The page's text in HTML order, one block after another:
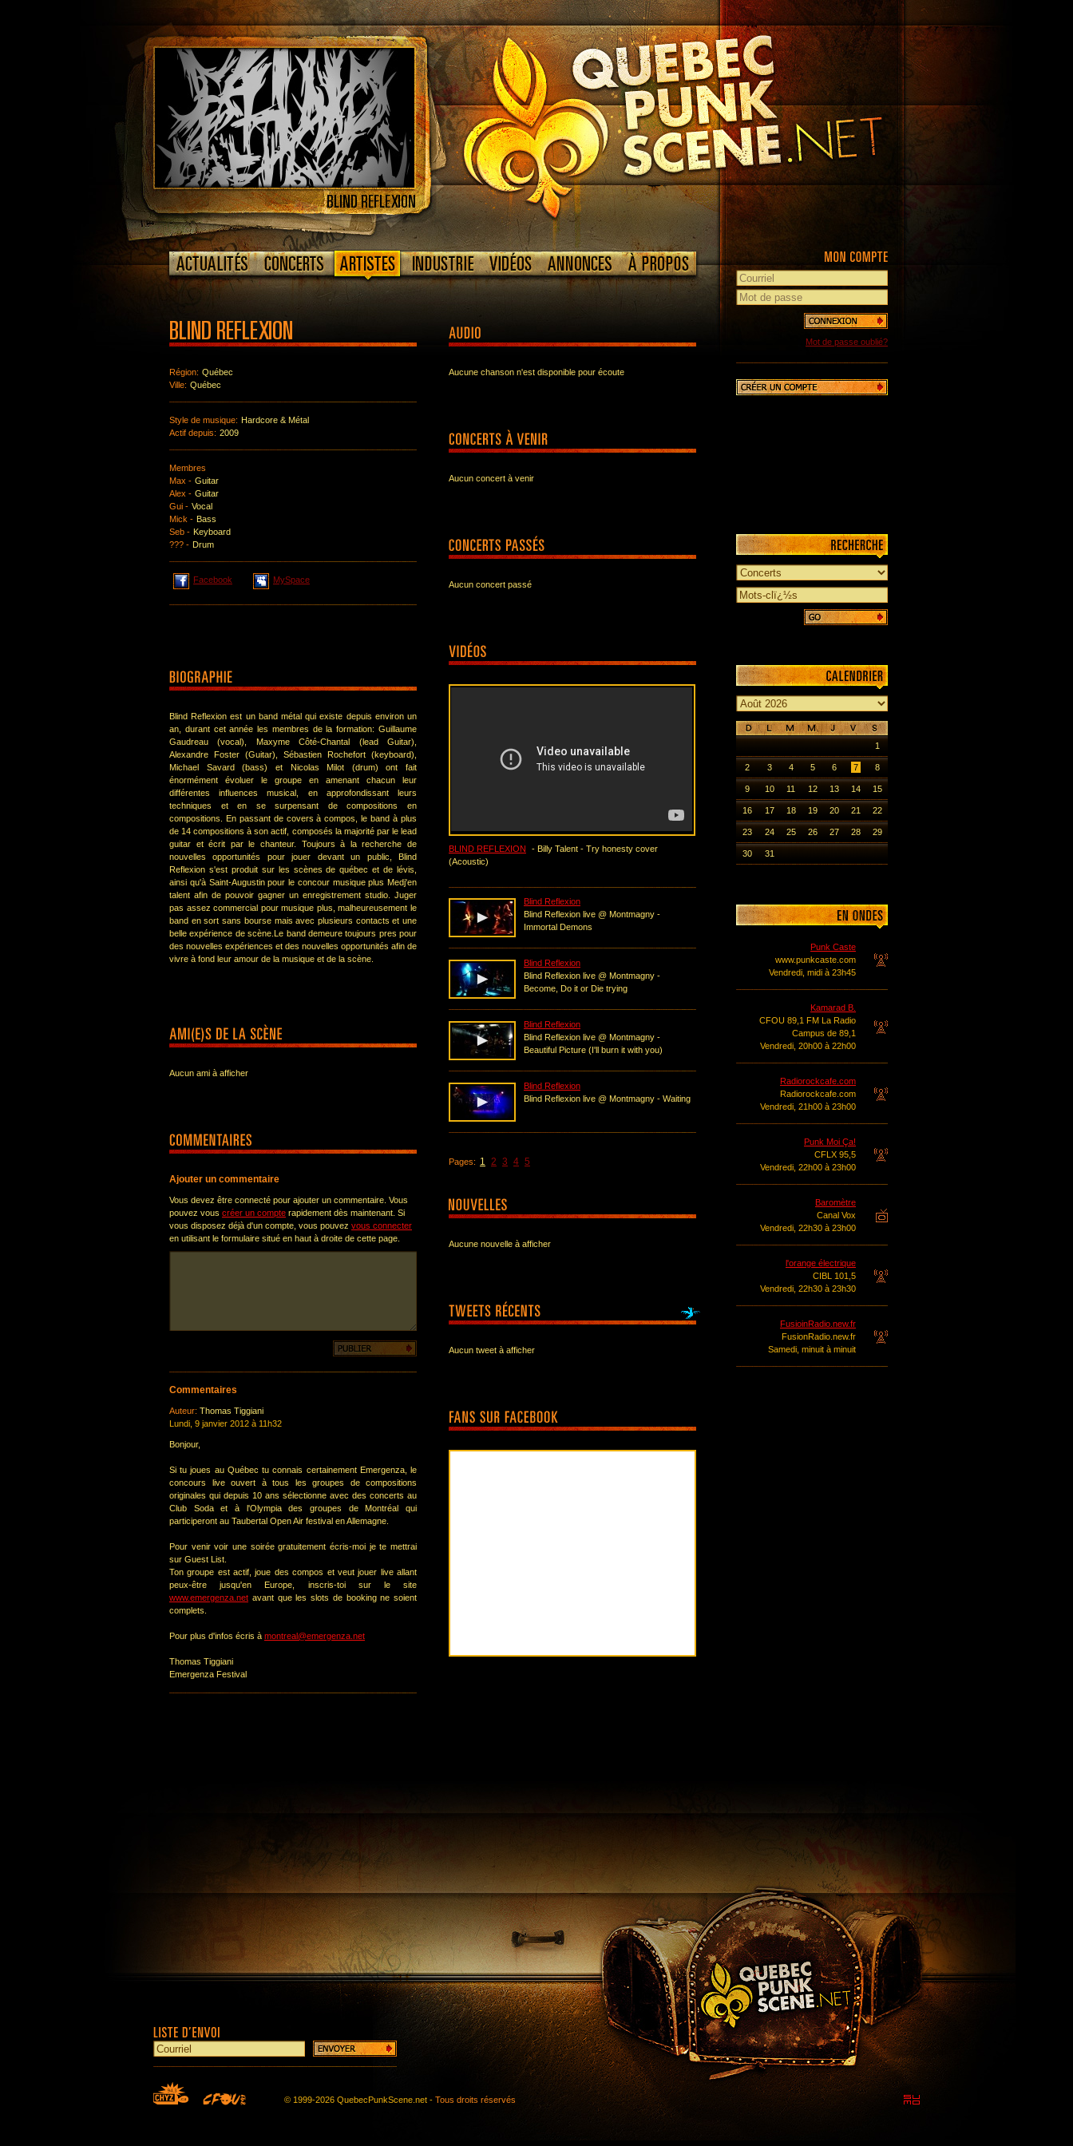
Région: Québec
Ville: Québec
Style de musique: Hardcore & Métal
Actif depuis: 2009
Membres
Max - Guitar
Alex - Guitar
Gui - Vocal
Mick - Bass
Seb - Keyboard
??? - Drum
Facebook MySpace
Blind Reflexion est un band métal qui existe depuis environ un
an, durant cet année les membres de la formation: Guillaume
Gaudreau (vocal), Maxyme Côté-Chantal (lead Guitar),
Alexandre Foster (Guitar), Sébastien Rochefort (keyboard),
Michael Savard (bass) et Nicolas Milot (drum) ont fait
énormément évoluer le groupe en amenant chacun leur
différentes influences musical, en approfondissant leurs
techniques et en se surpensant de compositions en
compositions. En passant de covers à compos, le band à plus
de 14 compositions à son actif, composés la majorité par le lead
guitar et écrit par le chanteur. Toujours à la recherche de
nouvelles opportunités pour jouer devant un public, Blind
Reflexion s'est produit sur les scènes de québec et de lévis,
ainsi qu'à Saint-Augustin pour le concour musique plus Medj'en
talent afin de pouvoir gagner un enregistrement studio. Juger
pas assez commercial pour musique plus, malheureusement le
band en sort sans bourse mais avec plusieurs contacts et une
belle expérience de scène.Le band demeure toujours pres pour
des nouvelles expériences et des nouvelles opportunités afin de
vivre à fond leur amour de la musique et de la scène.
Aucun ami à afficher
Ajouter un commentaire
Vous devez être connecté pour ajouter un commentaire. Vous
pouvez vous créer un compte rapidement dès maintenant. Si
vous disposez déjà d'un compte, vous pouvez vous connecter
en utilisant le formulaire situé en haut à droite de cette page.
Commentaires
Auteur: Thomas Tiggiani
Lundi, 9 janvier 2012 à 11h32
Bonjour,
Si tu joues au Québec tu connais certainement Emergenza, le
concours live ouvert à tous les groupes de compositions
originales qui depuis 10 ans sélectionne avec des concerts au
Club Soda et à l'Olympia des groupes de Montréal qui
participeront au Taubertal Open Air festival en Allemagne.
Pour venir voir une soirée gratuitement écris-moi je te mettrai
sur Guest List.
Ton groupe est actif, joue des compos et veut jouer live allant
peux-être jusqu'en Europe, inscris-toi sur le site
www.emergenza.net avant que les slots de booking ne soient
complets.
Pour plus d'infos écris à montreal@emergenza.net
Thomas Tiggiani
Emergenza Festival
Aucune chanson n'est disponible pour écoute
Aucun concert à venir
Aucun concert passé
BLIND REFLEXION
- Billy Talent - Try honesty cover
(Acoustic)
Blind Reflexion
Blind Reflexion live @ Montmagny -
Immortal Demons
Blind Reflexion
Blind Reflexion live @ Montmagny -
Become, Do it or Die trying
Blind Reflexion
Blind Reflexion live @ Montmagny -
Beautiful Picture (I'll burn it with you)
Blind Reflexion
Blind Reflexion live @ Montmagny - Waiting
Pages: 1 2 3 4 5
Aucune nouvelle à afficher
Aucun tweet à afficher
Mot de passe oublié?
1
2 3 4 5 6 7 8
9 10 11 12 13 14 15
16 17 18 19 20 21 22
23 24 25 26 27 28 29
30 31
Punk Caste
www.punkcaste.com
Vendredi, midi à 23h45
Kamarad B.
CFOU 89,1 FM La Radio
Campus de 89,1
Vendredi, 20h00 à 22h00
Radiorockcafe.com
Radiorockcafe.com
Vendredi, 21h00 à 23h00
Punk Moi Ça!
CFLX 95,5
Vendredi, 22h00 à 23h00
Baromètre
Canal Vox
Vendredi, 22h30 à 23h00
l'orange électrique
CIBL 101,5
Vendredi, 22h30 à 23h30
FusioinRadio.new.fr
FusionRadio.new.fr
Samedi, minuit à minuit
© 1999-2026 QuebecPunkScene.net - Tous droits réservés